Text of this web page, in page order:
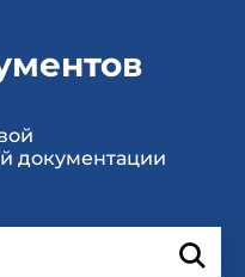
документации